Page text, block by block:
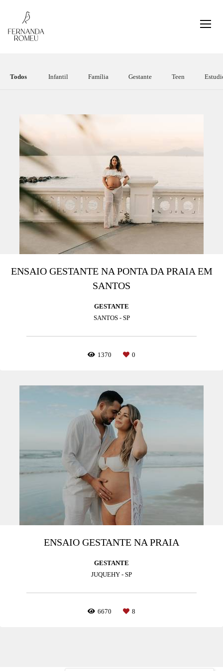
Todos Infantil Família Gestante Teen
ENSAIO GESTANTE NA PONTA DA PRAIA EM
SANTOS
GESTANTE
SANTOS - SP
1370 0
ENSAIO GESTANTE NA PRAIA
GESTANTE
JUQUEHY - SP
6670 8